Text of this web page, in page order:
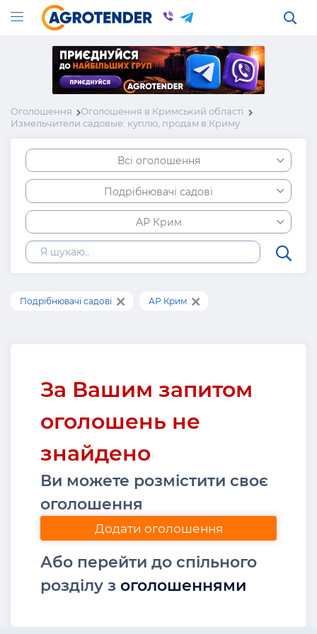
Оголошення
Оголошення в Кримський області
Измельчители садовые: куплю, продам в Криму
Всі оголошення
Подрібнювачі садові
АР Крим
Подрібнювачі садові АР Крим
За Вашим запитом
оголошень не
знайдено
Ви можете розмістити своє
оголошення
Додати оголошення
Або перейти до спільного
розділу з оголошеннями